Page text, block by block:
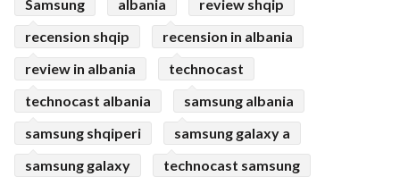
Samsung albania
review shqip
recension shqip
recension in albania
review in albania
technocast
technocast albania
samsung albania
samsung shqiperi
samsung galaxy a
samsung galaxy
technocast samsung